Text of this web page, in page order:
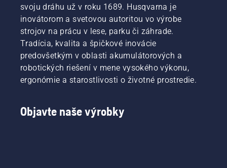
svoju dráhu už v roku 1689. Husqvarna je
inovátorom a svetovou autoritou vo výrobe
strojov na prácu v lese, parku či záhrade.
Tradícia, kvalita a špičkové inovácie
predovšetkým v oblasti akumulátorových a
robotických riešení v mene vysokého výkonu,
ergonómie a starostlivosti o životné prostredie.
Objavte naše výrobky